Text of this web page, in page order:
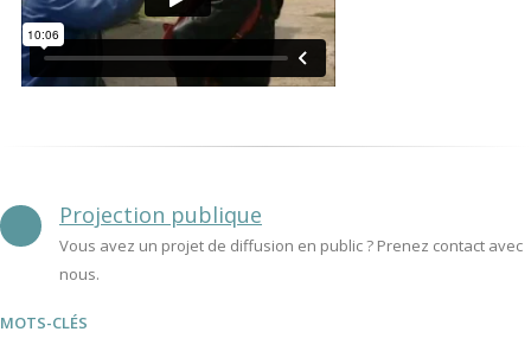
Projection publique
Vous avez un projet de diffusion en public ? Prenez contact avec
nous.
MOTS-CLÉS